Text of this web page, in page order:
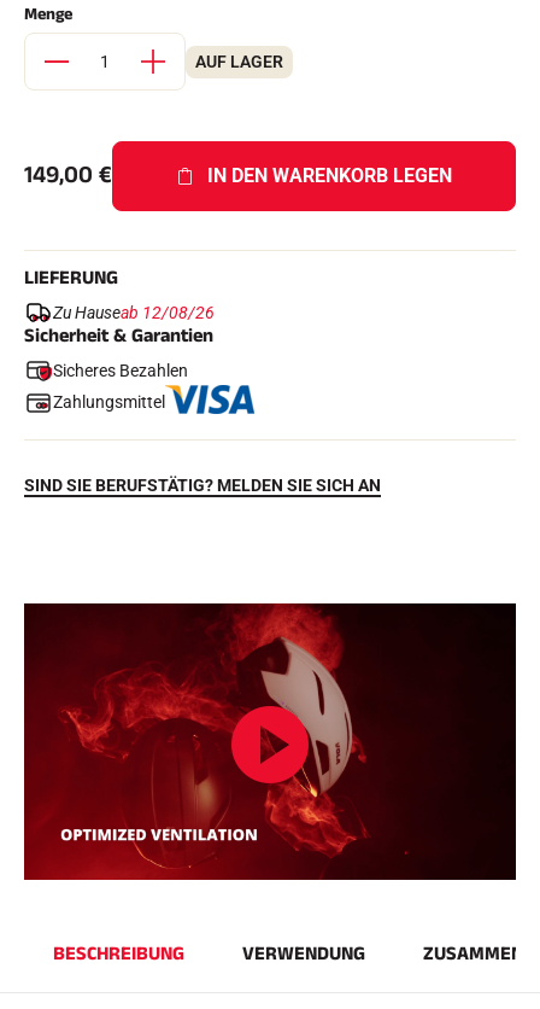
REITEN
SKIRENNEN
Menge
AUF LAGER
149,00 € IN DEN WARENKORB LEGEN
LIEFERUNG
Zu Hauseab 12/08/26
Sicherheit & Garantien
Sicheres Bezahlen
Zahlungsmittel
SIND SIE BERUFSTÄTIG? MELDEN SIE SICH AN
BESCHREIBUNG VERWENDUNG